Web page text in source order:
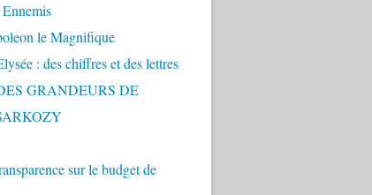
le Magnifique
: des chiffres et des lettres
GRANDEURS DE
sur le budget de